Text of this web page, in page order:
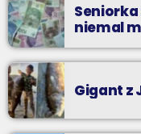
Seniorka
niemal
Gigant z